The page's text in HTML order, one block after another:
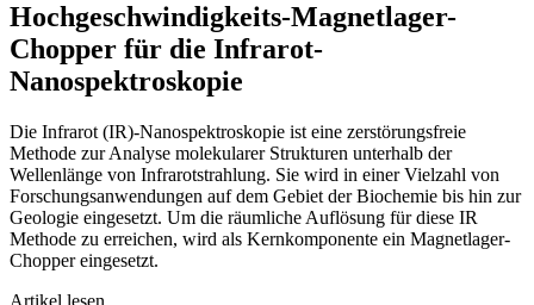
Hochgeschwindigkeits-Magnetlager-
Chopper für die Infrarot-
Nanospektroskopie
Die Infrarot (IR)-Nanospektroskopie ist eine zerstörungsfreie
Methode zur Analyse molekularer Strukturen unterhalb der
Wellenlänge von Infrarotstrahlung. Sie wird in einer Vielzahl von
Forschungsanwendungen auf dem Gebiet der Biochemie bis hin zur
Geologie eingesetzt. Um die räumliche Auflösung für diese IR
Methode zu erreichen, wird als Kernkomponente ein Magnetlager-
Chopper eingesetzt.